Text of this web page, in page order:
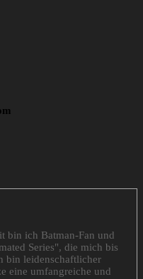
bin ich Batman-Fan und
Series", die mich bis
bin leidenschaftlicher
eine umfangreiche und